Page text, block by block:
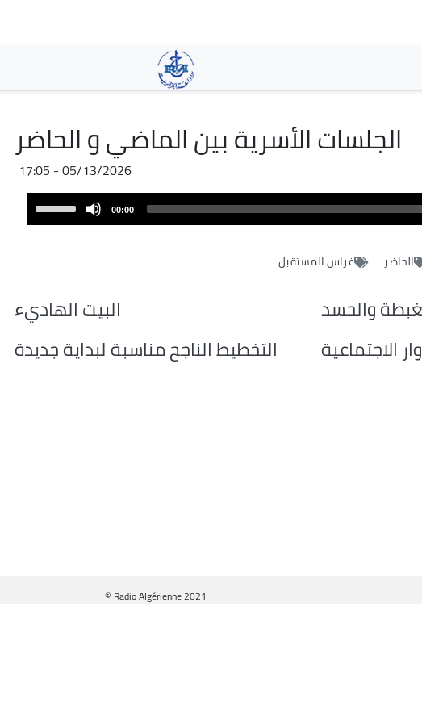
main
content
الجلسات الأسرية بين الماضي و الحاضر
05/13/2026 - 17:05
Player
00:00
or
volume.
الحاضر غراس المستقبل
والحسد
البيت الهاديء
الاجتماعية
التخطيط الناجح مناسبة لبداية جديدة
© Radio Algérienne 2021